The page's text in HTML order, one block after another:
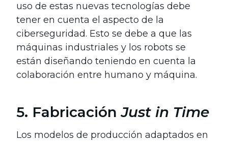
uso de estas nuevas tecnologías debe
tener en cuenta el aspecto de la
ciberseguridad. Esto se debe a que las
máquinas industriales y los robots se
están diseñando teniendo en cuenta la
colaboración entre humano y máquina.
5. FabricaciónJust in Time
Los modelos de producción adaptados en